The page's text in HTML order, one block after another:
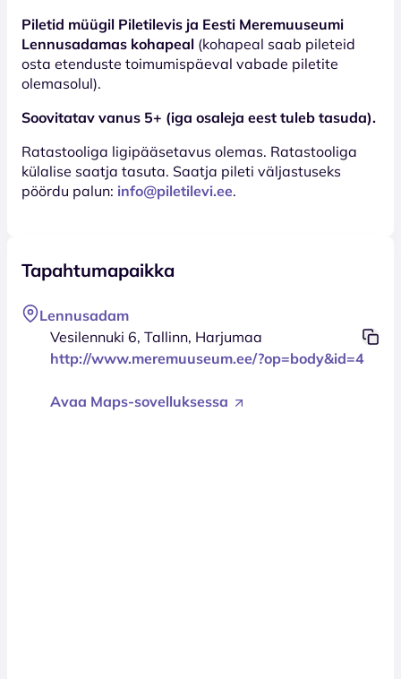
Piletid müügil Piletilevis ja Eesti Meremuuseumi
Lennusadamas kohapeal (kohapeal saab pileteid
osta etenduste toimumispäeval vabade piletite
olemasolul).
Soovitatav vanus 5+ (iga osaleja eest tuleb tasuda).
Ratastooliga ligipääsetavus olemas. Ratastooliga
külalise saatja tasuta. Saatja pileti väljastuseks
pöördu palun: info@piletilevi.ee.
Tapahtumapaikka
Lennusadam
Vesilennuki 6, Tallinn, Harjumaa
http://www.meremuuseum.ee/?op=body&id=4
Avaa Maps-sovelluksessa